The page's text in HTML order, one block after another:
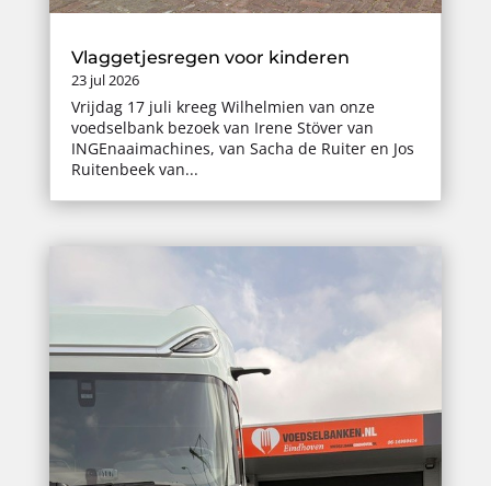
Vlaggetjesregen voor kinderen
23 jul 2026
Vrijdag 17 juli kreeg Wilhelmien van onze
voedselbank bezoek van Irene Stöver van
INGEnaaimachines, van Sacha de Ruiter en Jos
Ruitenbeek van...